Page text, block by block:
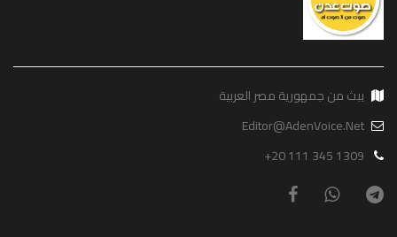
يبث من جمهورية مصر العربية
Editor@AdenVoice.Net
+20 111 345 1309